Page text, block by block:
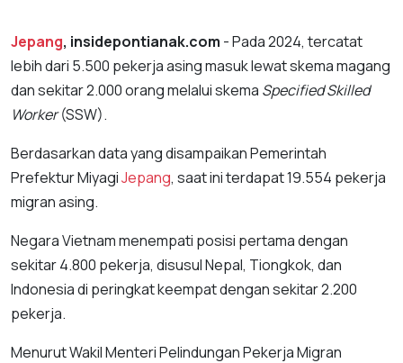
Jepang, insidepontianak.com - Pada 2024, tercatat
lebih dari 5.500 pekerja asing masuk lewat skema magang
dan sekitar 2.000 orang melalui skema Specified Skilled
Worker(SSW).
Berdasarkan data yang disampaikan Pemerintah
Prefektur MiyagiJepang, saat ini terdapat 19.554 pekerja
migran asing.
Negara Vietnam menempati posisi pertama dengan
sekitar 4.800 pekerja, disusul Nepal, Tiongkok, dan
Indonesia di peringkat keempat dengan sekitar 2.200
pekerja.
Menurut Wakil Menteri Pelindungan Pekerja Migran